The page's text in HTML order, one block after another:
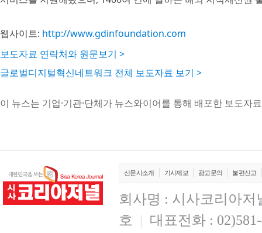
웹사이트: http://www.gdinfoundation.com
보도자료 연락처와 원문보기 >
글로벌디지털혁신네트워크 전체 보도자료 보기 >
이 뉴스는 기업·기관·단체가 뉴스와이어를 통해 배포한 보도자